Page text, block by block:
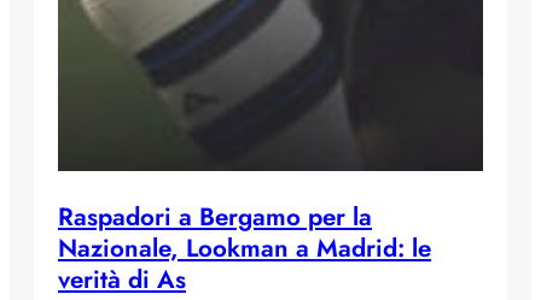
Raspadori a Bergamo per la
Nazionale, Lookman a Madrid: le
verità di As